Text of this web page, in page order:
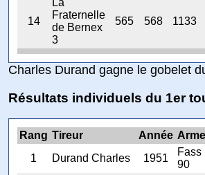
14
La
Fraternelle
de Bernex
3
565 568 1133
Charles Durand gagne le gobelet
Résultats individuels du 1er
Rang Tireur Année Arme
1
Durand Charles 1951
Fass
90